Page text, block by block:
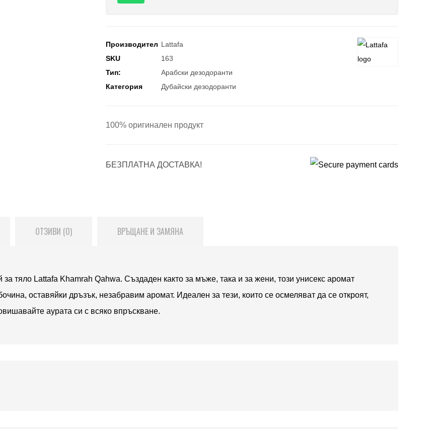
Производител Lattafa
SKU
163
Тип:
Арабски дезодоранти
Категория
Дубайски дезодоранти
100% оригинален продукт
БЕЗПЛАТНА ДОСТАВКА!
ОТЗИВИ (0) ВРЪЩАНЕ И ЗАМЯНА
за тяло Lattafa Khamrah Qahwa. Създаден както за мъже, така и за жени, този унисекс аромат
оставяйки дръзък, незабравим аромат. Идеален за тези, които се осмеляват да се откроят,
аурата си с всяко впръскване.